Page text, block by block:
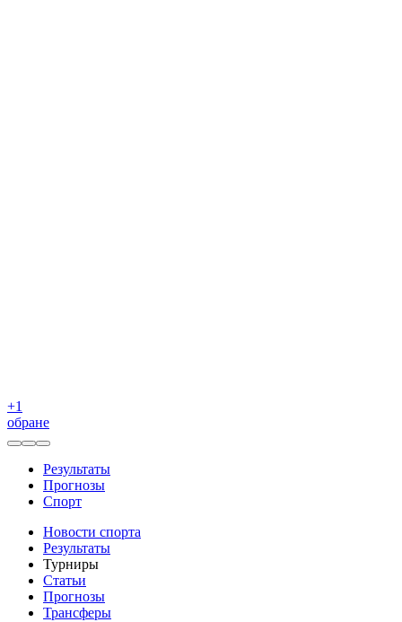
+1
обране
Результаты
Прогнозы
Спорт
Новости спорта
Результаты
Турниры
Статьи
Прогнозы
Трансферы